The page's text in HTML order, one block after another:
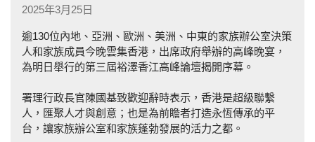
2025年3月25日
逾130位內地、亞洲、歐洲、美洲、中東的家族辦公室決策
人和家族成員今晚雲集香港，出席政府舉辦的高峰晚宴，
為明日舉行的第三屆裕澤香江高峰論壇揭開序幕。
署理行政長官陳國基致歡迎辭時表示，香港是超級聯繫
人，匯聚人才與創意；也是為前瞻者打造永恆傳承的平
台，讓家族辦公室和家族蓬勃發展的活力之都。